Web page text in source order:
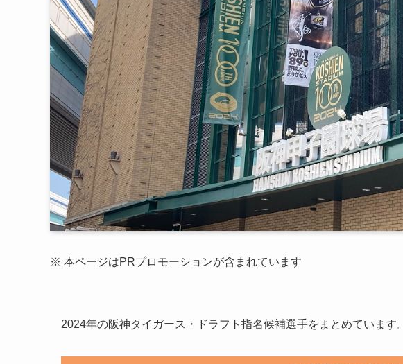
※ 本ページはPRプロモーションが含まれています
2024年の阪神タイガース・ドラフト指名候補選手をまとめています。